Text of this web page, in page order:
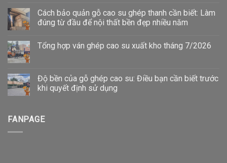
Cách bảo quản gỗ cao su ghép thanh cần biết: Làm
đúng từ đầu để nội thất bền đẹp nhiều năm
Tổng hợp ván ghép cao su xuất kho tháng 7/2026
Độ bền của gỗ ghép cao su: Điều bạn cần biết trước
khi quyết định sử dụng
FANPAGE